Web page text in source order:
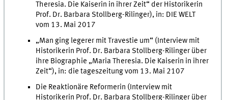
Theresia. Die Kaiserin in ihrer Zeit“ der Historikerin
Prof. Dr. Barbara Stollberg-Rilinger), in: DIE WELT
vom 13. Mai 2017
„Man ging legerer mit Travestie um“ (Interview mit
Historikerin Prof. Dr. Barbara Stollberg-Rilinger über
ihre Biographie „Maria Theresia. Die Kaiserin in ihrer
Zeit“), in: die tageszeitung vom 13. Mai 2107
Die Reaktionäre Reformerin (Interview mit
Historikerin Prof. Dr. Barbara Stollberg-Rilinger über